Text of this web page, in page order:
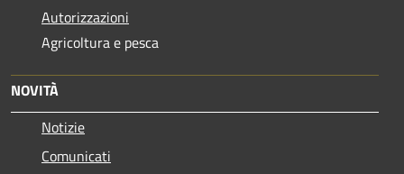
Autorizzazioni
Agricoltura e pesca
NOVITÀ
Notizie
Comunicati